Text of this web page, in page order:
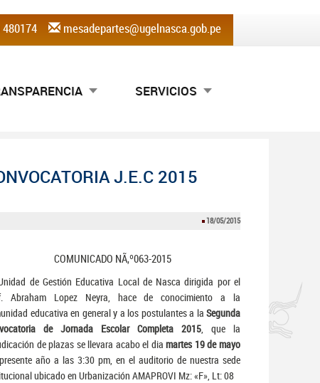
480174 mesadepartes@ugelnasca.gob.pe
SERVICIOS
J.E.C 2015
18/05/2015
COMUNICADO NÃ‚º063-2015
de Gestión Educativa Local de Nasca dirigida por el
Abraham Lopez Neyra, hace de conocimiento a la
educativa en general y a los postulantes a la Segunda
de Jornada Escolar Completa 2015, que la
de plazas se llevara acabo el diamartes 19 de mayo
año a las 3:30 pm, en el auditorio de nuestra sede
ubicado en Urbanización AMAPROVI Mz: «F», Lt: 08